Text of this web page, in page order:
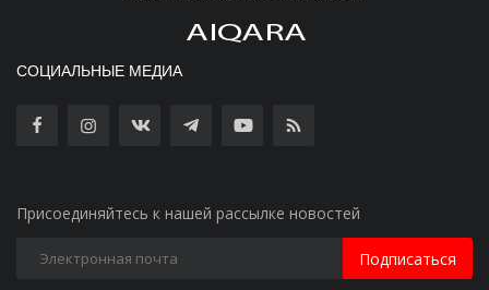
СОЦИАЛЬНЫЕ МЕДИА
Присоединяйтесь к нашей рассылке новостей
Подписаться